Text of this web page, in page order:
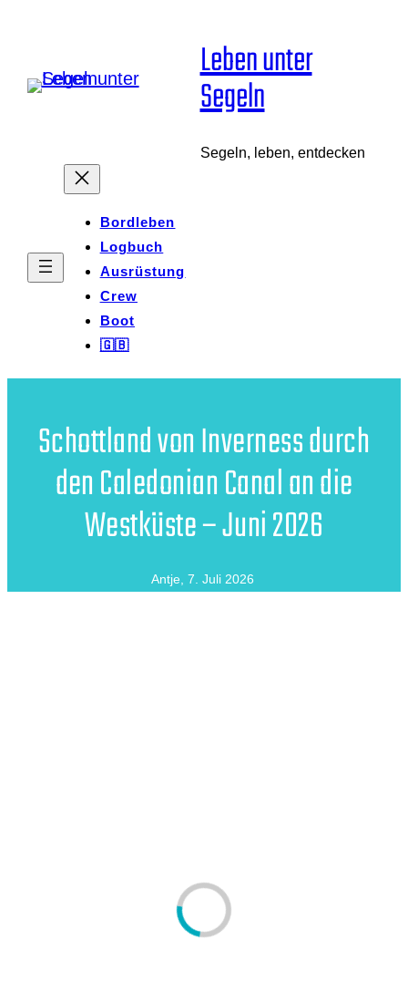
springen
Leben unter
Segeln
Segeln, leben, entdecken
Bordleben
Logbuch
Ausrüstung
Crew
Boot
🇬🇧
Schottland von Inverness durch
den Caledonian Canal an die
Westküste – Juni 2026
Antje, 7. Juli 2026